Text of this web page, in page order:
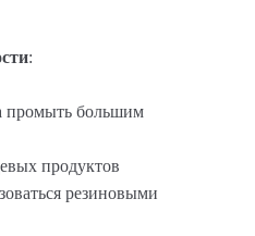
:
промыть большим
продуктов
резиновыми